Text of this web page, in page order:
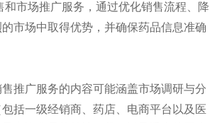
市场推广服务，通过优化销售流程、降
市场中取得优势，并确保药品信息准确
推广服务的内容可能涵盖市场调研与分
括一级经销商、药店、电商平台以及医